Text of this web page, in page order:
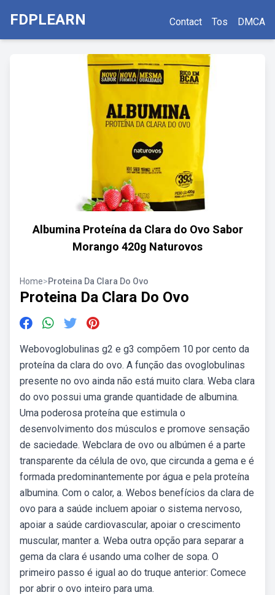
FDPLEARN Contact Tos DMCA
Albumina Proteína da Clara do Ovo Sabor
Morango 420g Naturovos
Home>Proteina Da Clara Do Ovo
Proteina Da Clara Do Ovo
Webovoglobulinas g2 e g3 compõem 10 por cento da
proteína da clara do ovo. A função das ovoglobulinas
presente no ovo ainda não está muito clara. Weba clara
do ovo possui uma grande quantidade de albumina.
Uma poderosa proteína que estimula o
desenvolvimento dos músculos e promove sensação
de saciedade. Webclara de ovo ou albúmen é a parte
transparente da célula de ovo, que circunda a gema e é
formada predominantemente por água e pela proteína
albumina. Com o calor, a. Webos benefícios da clara de
ovo para a saúde incluem apoiar o sistema nervoso,
apoiar a saúde cardiovascular, apoiar o crescimento
muscular, manter a. Weba outra opção para separar a
gema da clara é usando uma colher de sopa. O
primeiro passo é igual ao do truque anterior: Comece
por abrir o ovo inteiro para uma.